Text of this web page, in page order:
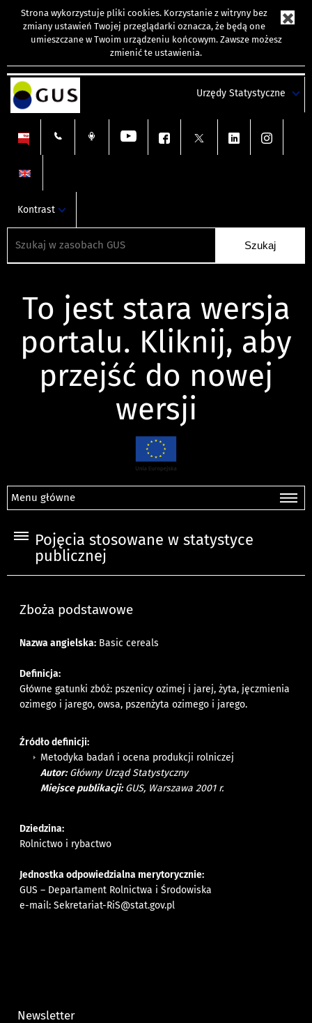
Strona wykorzystuje pliki cookies. Korzystanie z witryny bez
zmiany ustawień Twojej przeglądarki oznacza, że będą one
umieszczane w Twoim urządzeniu końcowym. Zawsze możesz
zmienić te ustawienia.
Urzędy Statystyczne
Kontrast
To jest stara wersja
portalu. Kliknij, aby
przejść do nowej
wersji
Menu główne
Pojęcia stosowane w statystyce
publicznej
Zboża podstawowe
Nazwa angielska: Basic cereals
Definicja:
Główne gatunki zbóż: pszenicy ozimej i jarej, żyta, jęczmienia
ozimego i jarego, owsa, pszenżyta ozimego i jarego.
Źródło definicji:
Metodyka badań i ocena produkcji rolniczej
Autor:Główny Urząd Statystyczny
Miejsce publikacji:GUS, Warszawa 2001 r.
Dziedzina:
Rolnictwo i rybactwo
Jednostka odpowiedzialna merytorycznie:
GUS – Departament Rolnictwa i Środowiska
e-mail:Sekretariat-RiS@stat.gov.pl
Newsletter